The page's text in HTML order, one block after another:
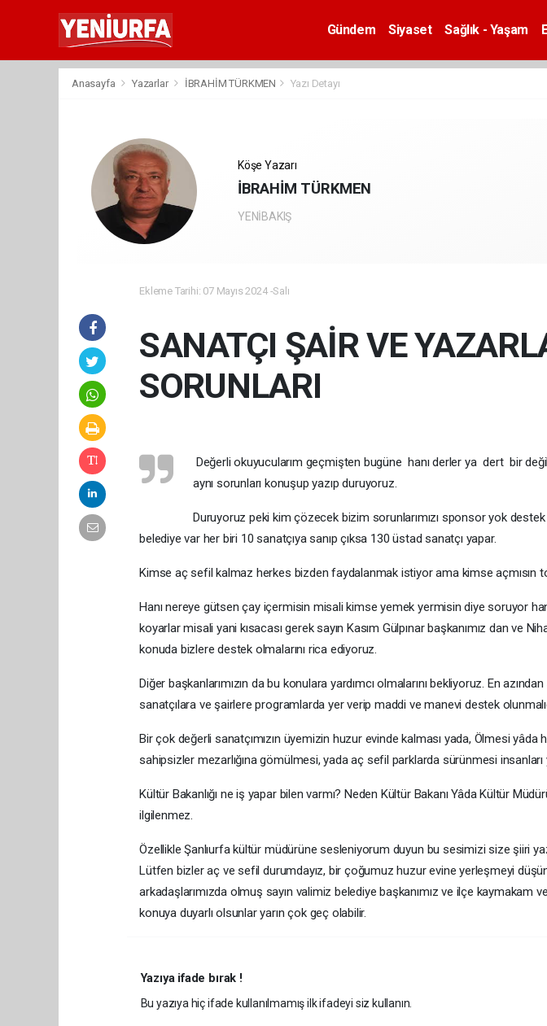
Gündem Siyaset Sağlık - Yaşam
Anasayfa Yazarlar İBRAHİM TÜRKMEN Yazı Detayı
Köşe Yazarı
İBRAHİM TÜRKMEN
YENİBAKIŞ
Ekleme Tarihi: 07 Mayıs 2024 -Salı
SANATÇI ŞAİR VE
SORUNLARI
Değerli okuyucularım geçmişten bugüne hanı derler ya dert bir
aynı sorunları konuşup yazıp duruyoruz.
Duruyoruz peki kim çözecek bizim sorunlarımızı sponsor yok destek
belediye var her biri 10 sanatçıya sanıp çıksa 130 üstad sanatçı yapar.
Kimse aç sefil kalmaz herkes bizden faydalanmak istiyor ama kimse açmısın
Hanı nereye gütsen çay içermisin misali kimse yemek yermisin diye soruyor
koyarlar misali yani kısacası gerek sayın Kasım Gülpınar başkanımız dan ve
konuda bizlere destek olmalarını rica ediyoruz.
Diğer başkanlarımızın da bu konulara yardımcı olmalarını bekliyoruz. En
sanatçılara ve şairlere programlarda yer verip maddi ve manevi destek
Bir çok değerli sanatçımızın üyemizin huzur evinde kalması yada, Ölmesi
sahipsizler mezarlığına gömülmesi, yada aç sefil parklarda sürünmesi insanları
Kültür Bakanlığı ne iş yapar bilen varmı? Neden Kültür Bakanı Yâda Kültür
ilgilenmez.
Özellikle Şanlıurfa kültür müdürüne sesleniyorum duyun bu sesimizi size şiiri
Lütfen bizler aç ve sefil durumdayız, bir çoğumuz huzur evine yerleşmeyi
arkadaşlarımızda olmuş sayın valimiz belediye başkanımız ve ilçe kaymakam
konuya duyarlı olsunlar yarın çok geç olabilir.
Yazıya ifade bırak !
Bu yazıya hiç ifade kullanılmamış ilk ifadeyi siz kullanın.